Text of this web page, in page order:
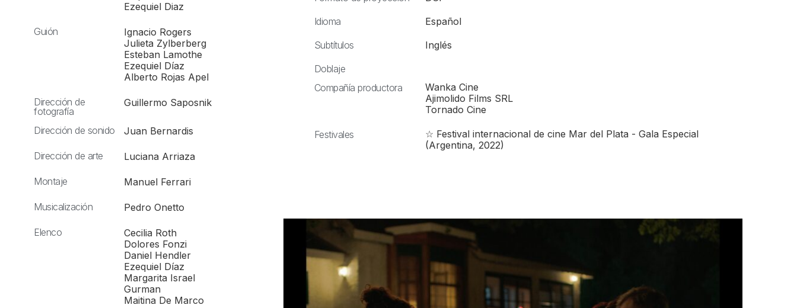
Ezequiel Diaz
Guión
Ignacio Rogers
Julieta Zylberberg
Esteban Lamothe
Ezequiel Díaz
Alberto Rojas Apel
Dirección de
fotografía
Guillermo Saposnik
Dirección de sonido Juan Bernardis
Dirección de arte Luciana Arriaza
Montaje Manuel Ferrari
Musicalización Pedro Onetto
Elenco
Cecilia Roth
Dolores Fonzi
Daniel Hendler
Ezequiel Díaz
Margarita Israel
Gurman
Maitina De Marco
Idioma
Español
Subtítulos
Inglés
Doblaje
Compañía productora
Wanka Cine
Ajimolido Films SRL
Tornado Cine
Festivales
☆ Festival internacional de cine Mar del Plata - Gala Especial
(Argentina, 2022)